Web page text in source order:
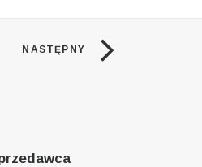
NASTĘPNY